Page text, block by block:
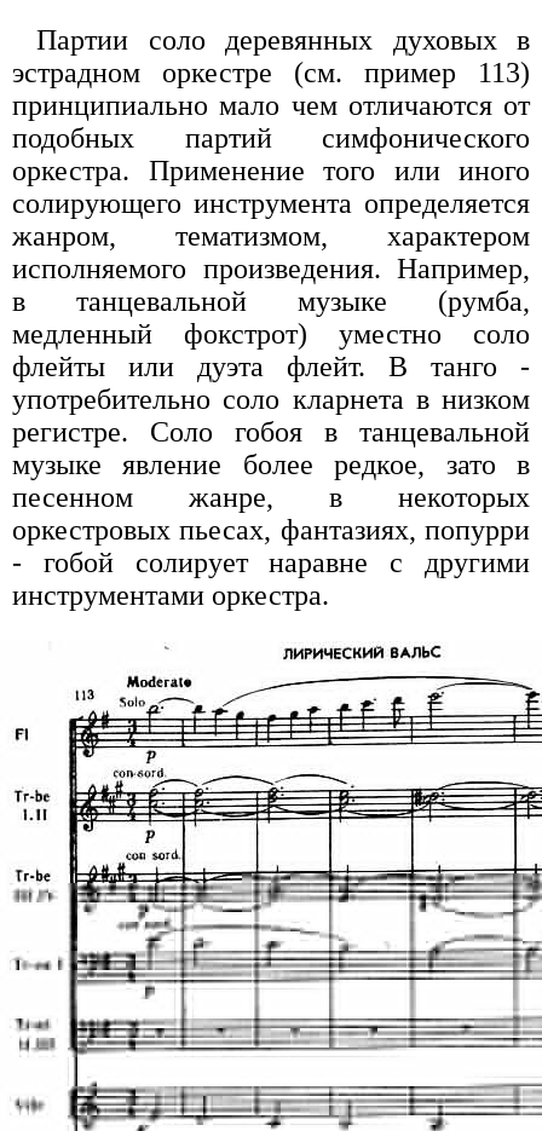
Партии соло деревянных духовых в
эстрадном оркестре (см. пример 113)
принципиально мало чем отличаются от
подобных партий симфонического
оркестра. Применение того или иного
солирующего инструмента определяется
жанром, тематизмом, характером
исполняемого произведения. Например,
в танцевальной музыке (румба,
медленный фокстрот) уместно соло
флейты или дуэта флейт. В танго -
употребительно соло кларнета в низком
регистре. Соло гобоя в танцевальной
музыке явление более редкое, зато в
песенном жанре, в некоторых
оркестровых пьесах, фантазиях, попурри
- гобой солирует наравне с другими
инструментами оркестра.